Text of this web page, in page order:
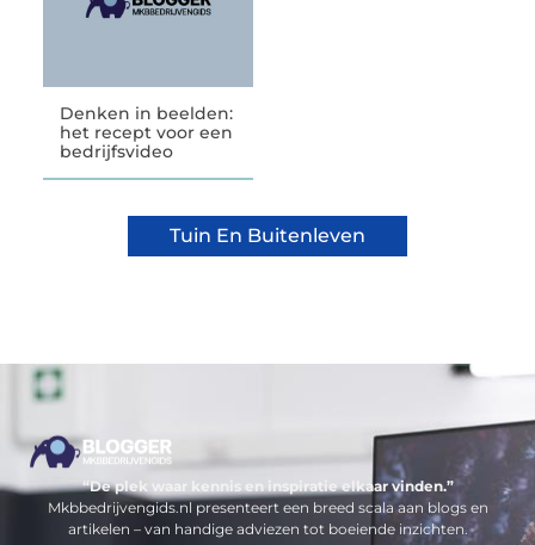
Denken in beelden:
het recept voor een
bedrijfsvideo
Tuin En Buitenleven
“De plek waar kennis en inspiratie elkaar vinden.”
Mkbbedrijvengids.nl presenteert een breed scala aan blogs en
artikelen – van handige adviezen tot boeiende inzichten.